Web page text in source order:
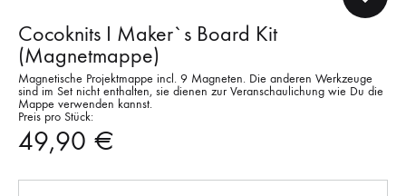
Cocoknits I Maker`s Board Kit
(Magnetmappe)
Magnetische Projektmappe incl. 9 Magneten. Die anderen Werkzeuge
sind im Set nicht enthalten, sie dienen zur Veranschaulichung wie Du die
Mappe verwenden kannst.
Preis pro Stück:
49,90 €